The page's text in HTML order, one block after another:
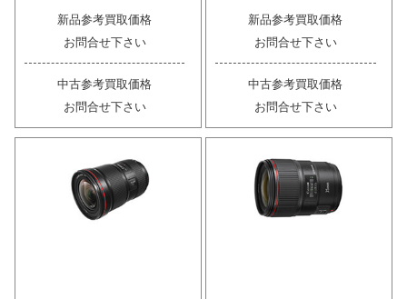
新品参考買取価格
お問合せ下さい
中古参考買取価格
お問合せ下さい
新品参考買取価格
お問合せ下さい
中古参考買取価格
お問合せ下さい